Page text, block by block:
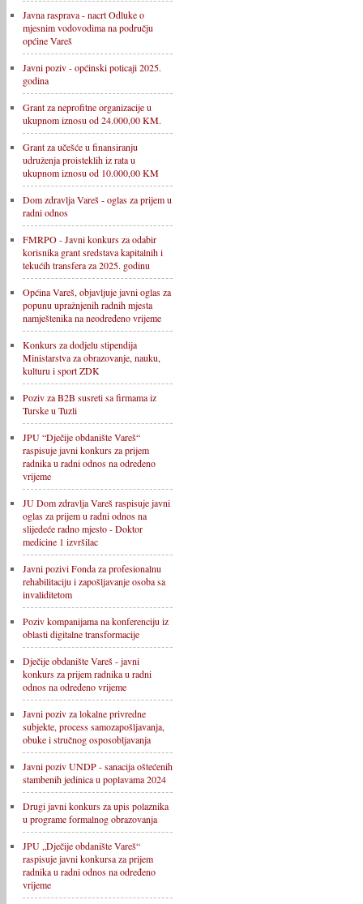
Javna rasprava - nacrt Odluke o
mjesnim vodovodima na području
općine Vareš
Javni poziv - općinski poticaji 2025.
godina
Grant za neprofitne organizacije u
ukupnom iznosu od 24.000,00 KM.
Grant za učešće u finansiranju
udruženja proisteklih iz rata u
ukupnom iznosu od 10.000,00 KM
Dom zdravlja Vareš - oglas za prijem u
radni odnos
FMRPO - Javni konkurs za odabir
korisnika grant sredstava kapitalnih i
tekućih transfera za 2025. godinu
Općina Vareš, objavljuje javni oglas za
popunu upražnjenih radnih mjesta
namještenika na neodređeno vrijeme
Konkurs za dodjelu stipendija
Ministarstva za obrazovanje, nauku,
kulturu i sport ZDK
Poziv za B2B susreti sa firmama iz
Turske u Tuzli
JPU “Dječije obdanište Vareš“
raspisuje javni konkurs za prijem
radnika u radni odnos na određeno
vrijeme
JU Dom zdravlja Vareš raspisuje javni
oglas za prijem u radni odnos na
slijedeće radno mjesto - Doktor
medicine 1 izvršilac
Javni pozivi Fonda za profesionalnu
rehabilitaciju i zapošljavanje osoba sa
invaliditetom
Poziv kompanijama na konferenciju iz
oblasti digitalne transformacije
Dječije obdanište Vareš - javni
konkurs za prijem radnika u radni
odnos na određeno vrijeme
Javni poziv za lokalne privredne
subjekte, process samozapošljavanja,
obuke i stručnog osposobljavanja
Javni poziv UNDP - sanacija oštećenih
stambenih jedinica u poplavama 2024
Drugi javni konkurs za upis polaznika
u programe formalnog obrazovanja
JPU „Dječije obdanište Vareš“
raspisuje javni konkursa za prijem
radnika u radni odnos na određeno
vrijeme